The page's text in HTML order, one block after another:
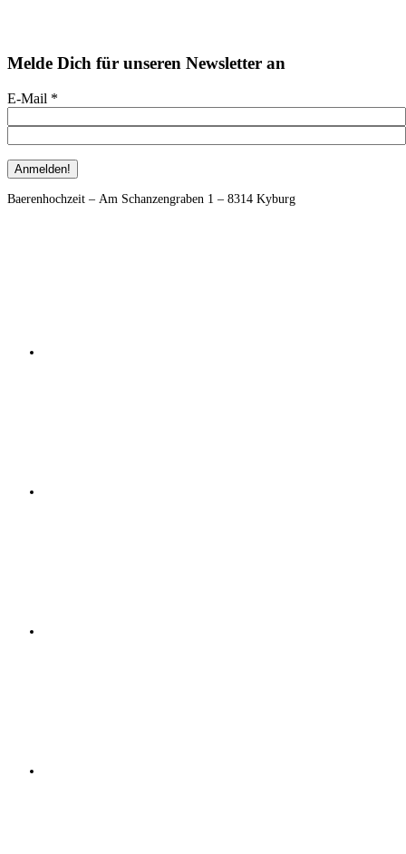
Melde Dich für unseren Newsletter an
E-Mail *
Footer
Baerenhochzeit – Am Schanzengraben 1 – 8314 Kyburg